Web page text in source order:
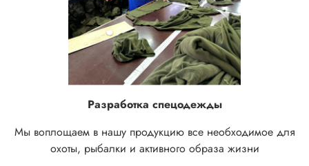
Разработка спецодежды
Мы воплощаем в нашу продукцию все необходимое для
охоты, рыбалки и активного образа жизни